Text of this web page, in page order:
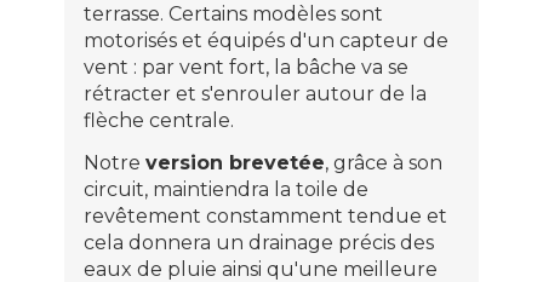
terrasse. Certains modèles sont
motorisés et équipés d'un capteur de
vent : par vent fort, la bâche va se
rétracter et s'enrouler autour de la
flèche centrale.
Notre version brevetée, grâce à son
circuit, maintiendra la toile de
revêtement constamment tendue et
cela donnera un drainage précis des
eaux de pluie ainsi qu'une meilleure